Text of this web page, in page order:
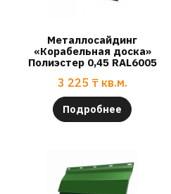
Металлосайдинг
«Корабельная доска»
Полиэстер 0,45 RAL6005
3 225 ₸ кв.м.
Подробнее